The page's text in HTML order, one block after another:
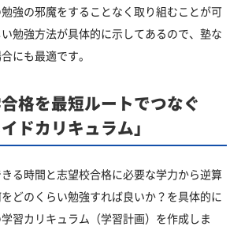
強の邪魔をすることなく取り組むことが可
勉強方法が具体的に示してあるので、塾な
にも最適です。
格を最短ルートでつなぐ
ドカリキュラム」
る時間と志望校合格に必要な学力から逆算
どのくらい勉強すれば良いか？を具体的に
習カリキュラム（学習計画）を作成しま